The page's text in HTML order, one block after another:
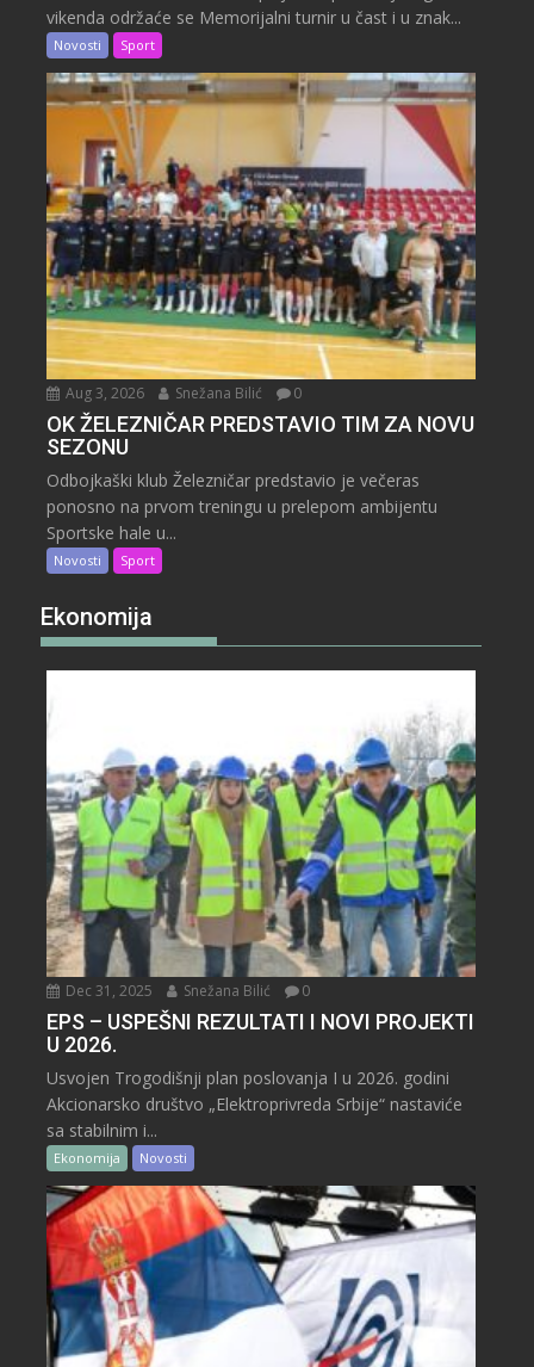
vikenda održaće se Memorijalni turnir u čast i u znak...
Novosti Sport
Aug 3, 2026 Snežana Bilić 0
OK ŽELEZNIČAR PREDSTAVIO TIM ZA NOVU
SEZONU
Odbojkaški klub Železničar predstavio je večeras
ponosno na prvom treningu u prelepom ambijentu
Sportske hale u...
Novosti Sport
Ekonomija
Dec 31, 2025 Snežana Bilić 0
EPS – USPEŠNI REZULTATI I NOVI PROJEKTI
U 2026.
Usvojen Trogodišnji plan poslovanja I u 2026. godini
Akcionarsko društvo „Elektroprivreda Srbije“ nastaviće
sa stabilnim i...
Ekonomija Novosti